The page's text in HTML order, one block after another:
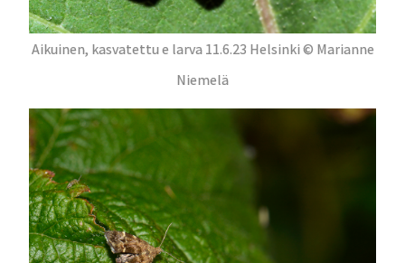
Aikuinen, kasvatettu e larva 11.6.23 Helsinki © Marianne
Niemelä